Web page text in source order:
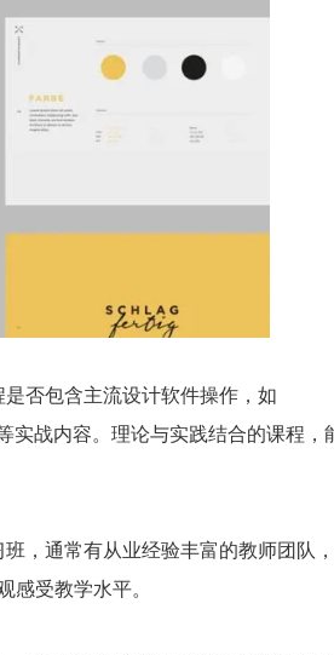
否包含主流设计软件操作，如
实战内容。理论与实践结合的课程，
，通常有从业经验丰富的教师团队
感受教学水平。